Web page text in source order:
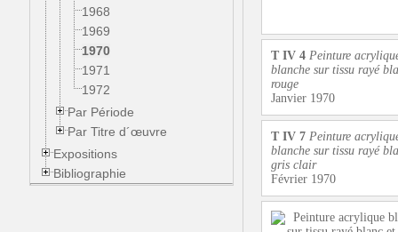
1968
1969
1970
1971
1972
Par Période
Par Titre d´œuvre
Expositions
Bibliographie
T IV 4 Peinture
blanche sur tissu rayé
rouge
Janvier 1970
T IV 7 Peinture
blanche sur tissu rayé
gris clair
Février 1970